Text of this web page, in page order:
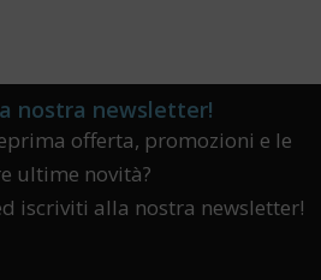
nostra newsletter!
offerta, promozioni e le
ultime novità?
iscriviti alla nostra newsletter!